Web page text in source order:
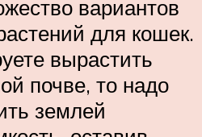
вариантов
для кошек.
вырастить
почве, то надо
землей